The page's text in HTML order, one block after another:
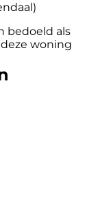
bedoeld als
woning